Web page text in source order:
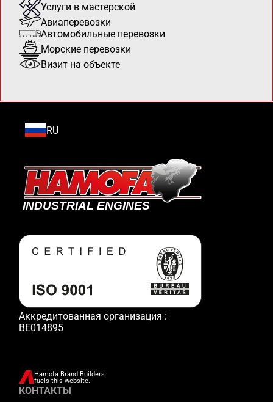
Услуги в мастерской
Авиаперевозки
Автомобильные перевозки
Морские перевозки
Визит на объекте
RU
Аккредитованная организация :
BE014895
Hamofa Brand Builders
fuels this website.
КОНТАКТЫ